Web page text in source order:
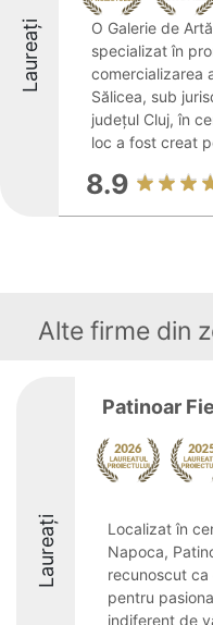
Laureați
O Galerie de
specializat în
comercializarea
Sălicea, sub
județul Cluj, în
loc a fost creat
8.9
Alte firme din
Laureați
Patinoar
Localizat în
Napoca,
recunoscut
pentru
indiferent de